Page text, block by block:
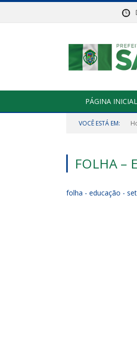
PÁGINA INICIAL
VOCÊ ESTÁ EM:
FOLHA –
folha - educação -